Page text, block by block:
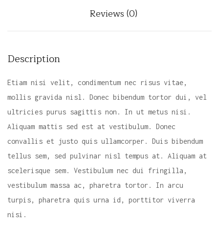
t
r
Reviews (0)
Description
Etiam nisi velit, condimentum nec risus vitae,
mollis gravida nisl. Donec bibendum tortor dui, vel
ultricies purus sagittis non. In ut metus nisi.
Aliquam mattis sed est at vestibulum. Donec
convallis et justo quis ullamcorper. Duis bibendum
tellus sem, sed pulvinar nisl tempus at. Aliquam at
scelerisque sem. Vestibulum nec dui fringilla,
vestibulum massa ac, pharetra tortor. In arcu
turpis, pharetra quis urna id, porttitor viverra
nisi.